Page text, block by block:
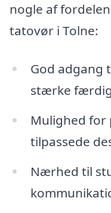
nogle af
tatovør i Tolne:
God adgang
stærke
Mulighed for
tilpassede
Nærhed til